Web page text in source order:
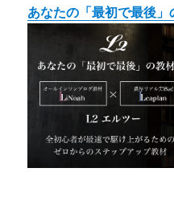
あなたの「最初で最後